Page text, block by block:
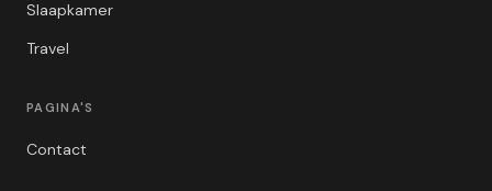
Slaapkamer
Travel
PAGINA'S
Contact